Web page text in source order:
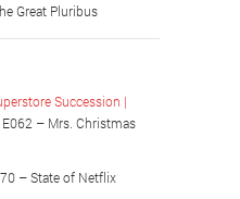
Great Pluribus
Succession |
E062 – Mrs. Christmas
– State of Netflix